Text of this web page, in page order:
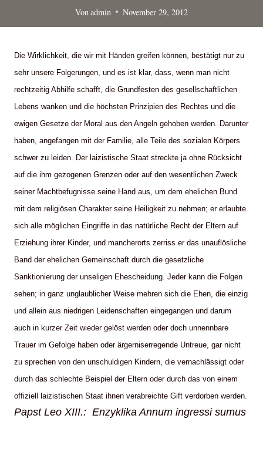
Von admin November 29, 2012
Die Wirklichkeit, die wir mit Händen greifen können, bestätigt nur zu
sehr unsere Folgerungen, und es ist klar, dass, wenn man nicht
rechtzeitig Abhilfe schafft, die Grundfesten des gesellschaftlichen
Lebens wanken und die höchsten Prinzipien des Rechtes und die
ewigen Gesetze der Moral aus den Angeln gehoben werden. Darunter
haben, angefangen mit der Familie, alle Teile des sozialen Körpers
schwer zu leiden. Der laizistische Staat streckte ja ohne Rücksicht
auf die ihm gezogenen Grenzen oder auf den wesentlichen Zweck
seiner Machtbefugnisse seine Hand aus, um dem ehelichen Bund
mit dem religiösen Charakter seine Heiligkeit zu nehmen; er erlaubte
sich alle möglichen Eingriffe in das natürliche Recht der Eltern auf
Erziehung ihrer Kinder, und mancherorts zerriss er das unauflösliche
Band der ehelichen Gemeinschaft durch die gesetzliche
Sanktionierung der unseligen Ehescheidung. Jeder kann die Folgen
sehen; in ganz unglaublicher Weise mehren sich die Ehen, die einzig
und allein aus niedrigen Leidenschaften eingegangen und darum
auch in kurzer Zeit wieder gelöst werden oder doch unnennbare
Trauer im Gefolge haben oder ärgerniserregende Untreue, gar nicht
zu sprechen von den unschuldigen Kindern, die vernachlässigt oder
durch das schlechte Beispiel der Eltern oder durch das von einem
offiziell laizistischen Staat ihnen verabreichte Gift verdorben werden.
Papst Leo XIII.: Enzyklika Annum ingressi sumus